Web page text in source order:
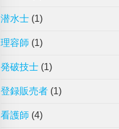
潜水士 (1)
理容師 (1)
発破技士 (1)
登録販売者 (1)
看護師 (4)